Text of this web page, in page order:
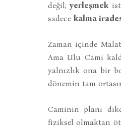
değil;yerleşmek
sadece kalma
Zaman içinde
Ama Ulu Cami
yalnızlık ona bir
dönemin tam
Caminin planı
fiziksel olmaktan